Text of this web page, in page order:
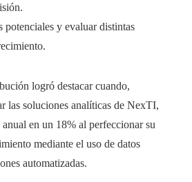
potenciales y evaluar distintas
logró destacar cuando,
las soluciones analíticas de NexTI,
en un 18% al perfeccionar su
mediante el uso de datos
automatizadas.